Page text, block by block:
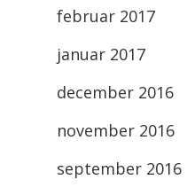
februar 2017
januar 2017
december 2016
november 2016
september 2016